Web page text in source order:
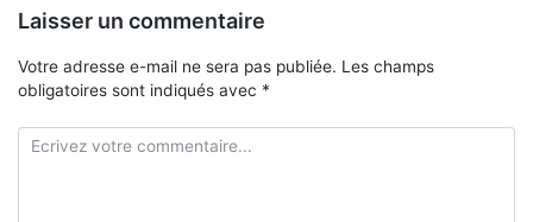
Laisser un commentaire
Votre adresse e-mail ne sera pas publiée. Les champs
obligatoires sont indiqués avec *